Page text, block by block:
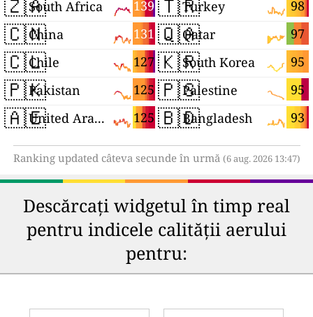
139
South Africa
🇨🇳 131
China
🇨🇱 127
Chile
🇵🇰 125
Pakistan
🇦🇪 125
United Arab Emirates
98
Turkey
🇶🇦 97
Qatar
🇰🇷 95
South Korea
🇵🇸 95
Palestine
🇧🇩 93
Bangladesh
Ranking updated câteva secunde în urmă (6 aug. 2026 13:47)
Descărcați widgetul în timp real
pentru indicele calității aerului
pentru: